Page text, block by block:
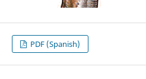
PDF (Spanish)